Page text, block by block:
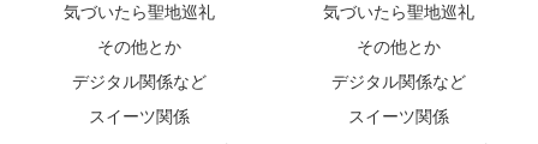
気づいたら聖地巡礼
気づいたら聖地巡礼
その他とか
その他とか
デジタル関係など
デジタル関係など
スイーツ関係
スイーツ関係